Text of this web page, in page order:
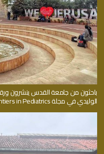
باحثون من جامعة القدس ينشرون
الوليدي في مجلة Frontiers in Pediatrics